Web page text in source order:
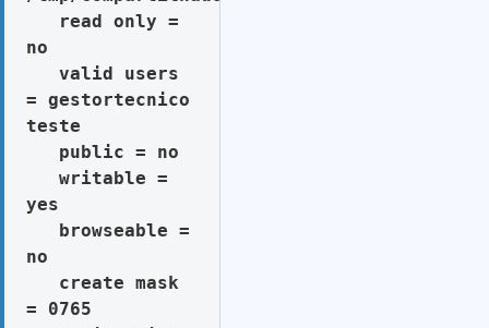
no
= gestortecnico
teste
yes
no
= 0765